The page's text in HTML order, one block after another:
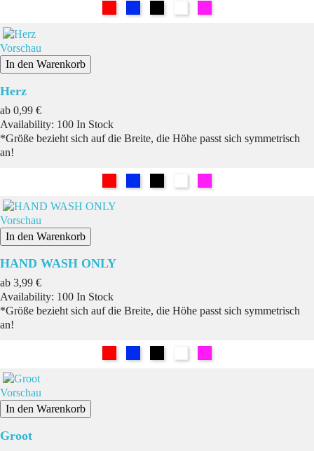
Vorschau
In den Warenkorb
Herz
ab Preis
0,99 €
Availability: 100 In Stock
*Größe bezieht sich auf die Breite, die Höhe passt sich symmetrisch
an!
Vorschau
In den Warenkorb
HAND WASH ONLY
ab Preis
3,99 €
Availability: 100 In Stock
*Größe bezieht sich auf die Breite, die Höhe passt sich symmetrisch
an!
Vorschau
In den Warenkorb
Groot